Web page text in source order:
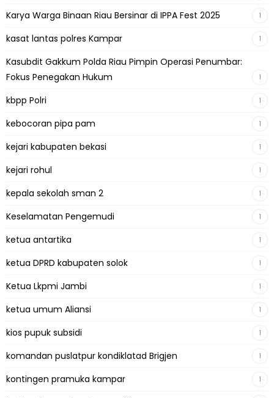
Karya Warga Binaan Riau Bersinar di IPPA Fest 2025 1
kasat lantas polres Kampar 1
Kasubdit Gakkum Polda Riau Pimpin Operasi Penumbar:
Fokus Penegakan Hukum
1
kbpp Polri 1
kebocoran pipa pam 1
kejari kabupaten bekasi 1
kejari rohul 1
kepala sekolah sman 2 1
Keselamatan Pengemudi 1
ketua antartika 1
ketua DPRD kabupaten solok 1
Ketua Lkpmi Jambi 1
ketua umum Aliansi 1
kios pupuk subsidi 1
komandan puslatpur kondiklatad Brigjen 1
kontingen pramuka kampar 1